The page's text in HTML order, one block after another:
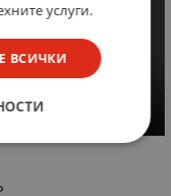
услуги.
ВСИЧКИ